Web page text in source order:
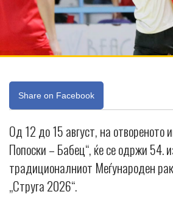
Share on Facebook
Од 12 до 15 август, на отвореното
Попоски – Бабец“, ќе се одржи 54.
традиционалниот Меѓународен
„Струга 2026“.